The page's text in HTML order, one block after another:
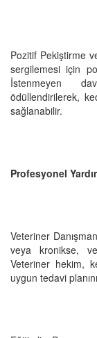
Pozitif Pekiştirme
sergilemesi için
İstenmeyen
ödüllendirilerek,
sağlanabilir.
Profesyonel
Veteriner
veya kronikse,
Veteriner hekim,
uygun tedavi